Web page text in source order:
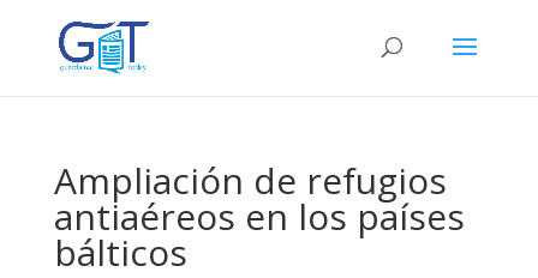
Ampliación de refugios
antiaéreos en los países
bálticos